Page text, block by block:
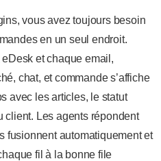
vous avez toujours besoin
en un seul endroit.
et chaque email,
chat, et commande s’affiche
avec les articles, le statut
client. Les agents répondent
fusionnent automatiquement et
fil à la bonne file